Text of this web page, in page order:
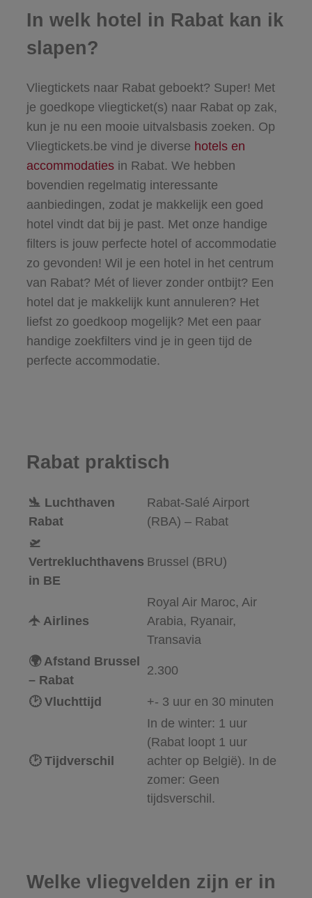
In welk hotel in Rabat kan ik
slapen?
Vliegtickets naar Rabat geboekt? Super! Met
je goedkope vliegticket(s) naar Rabat op zak,
kun je nu een mooie uitvalsbasis zoeken. Op
Vliegtickets.be vind je diverse hotels en
accommodatiesin Rabat. We hebben
bovendien regelmatig interessante
aanbiedingen, zodat je makkelijk een goed
hotel vindt dat bij je past. Met onze handige
filters is jouw perfecte hotel of accommodatie
zo gevonden! Wil je een hotel in het centrum
van Rabat? Mét of liever zonder ontbijt? Een
hotel dat je makkelijk kunt annuleren? Het
liefst zo goedkoop mogelijk? Met een paar
handige zoekfilters vind je in geen tijd de
perfecte accommodatie.
Rabat praktisch
🛬 Luchthaven
Rabat
Rabat-Salé Airport
(RBA) – Rabat
🛫
Vertrekluchthavens
in BE
Brussel (BRU)
🛧 Airlines
Royal Air Maroc, Air
Arabia, Ryanair,
Transavia
🌍 Afstand Brussel
– Rabat
2.300
🕑 Vluchttijd +- 3 uur en 30 minuten
🕑 Tijdverschil
In de winter: 1 uur
(Rabat loopt 1 uur
achter op België). In de
zomer: Geen
tijdsverschil.
Welke vliegvelden zijn er in